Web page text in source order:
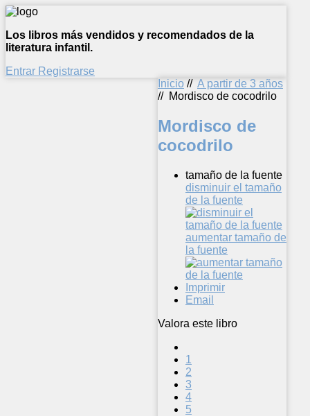
Los libros más vendidos y recomendados de la
literatura infantil.
Entrar Registrarse
Inicio // A partir de 3 años
// Mordisco de cocodrilo
Mordisco de
cocodrilo
tamaño de la fuente
disminuir el tamaño
de la fuente
aumentar tamaño de
la fuente
Imprimir
Email
Valora este libro
1
2
3
4
5